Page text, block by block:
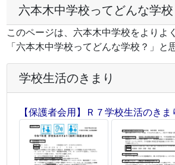
六本木中学校ってどんな学校
このページは、六本木中学校をよりよ
「六本木中学校ってどんな学校？」と
学校生活のきまり
【保護者会用】Ｒ７学校生活のき